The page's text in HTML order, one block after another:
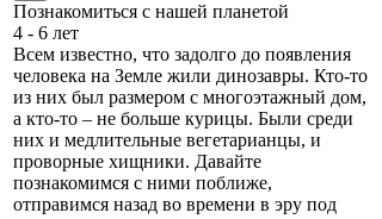
Познакомиться с нашей планетой
4 - 6 лет
Всем известно, что задолго до появления
человека на Земле жили динозавры. Кто-то
из них был размером с многоэтажный дом,
а кто-то – не больше курицы. Были среди
них и медлительные вегетарианцы, и
проворные хищники. Давайте
познакомимся с ними поближе,
отправимся назад во времени в эру под